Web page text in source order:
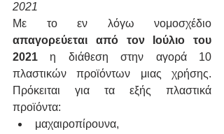
2021
απαγορεύεται από τον Ιούλιο του
2021 η διάθεση στην αγορά 10
πλαστικών προϊόντων μιας χρήσης.
Πρόκειται για τα εξής πλαστικά
προϊόντα:
μαχαιροπίρουνα,